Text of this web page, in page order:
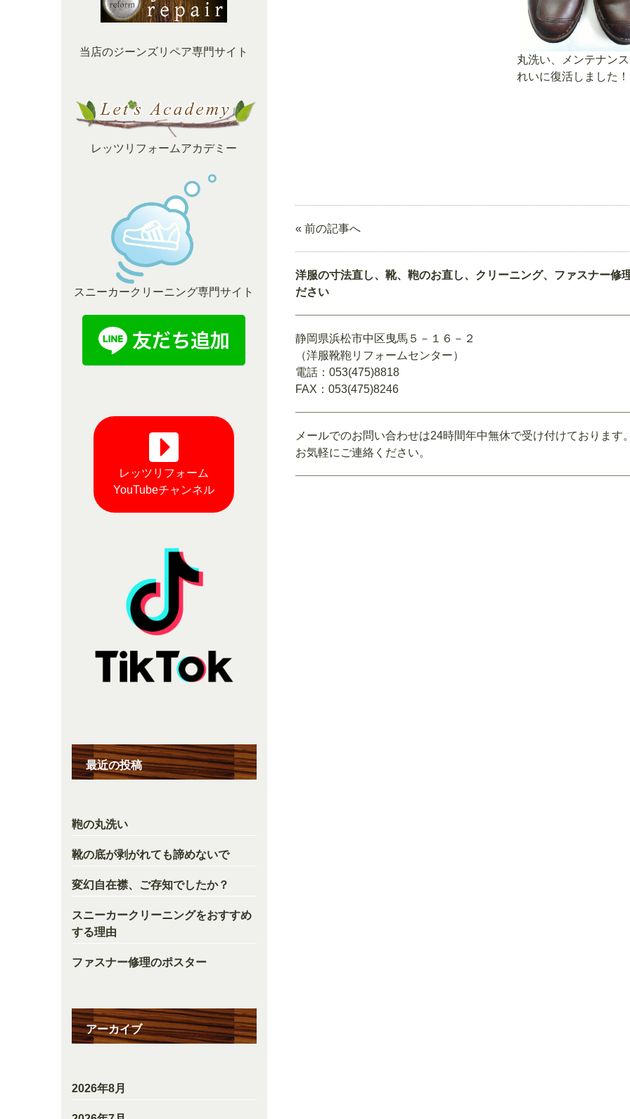
当店のジーンズリペア専門サイト
レッツリフォームアカデミー
スニーカークリーニング専門サイト
レッツリフォーム
YouTubeチャンネル
最近の投稿
鞄の丸洗い
靴の底が剥がれても諦めないで
変幻自在襟、ご存知でしたか？
スニーカークリーニングをおすすめ
する理由
ファスナー修理のポスター
アーカイブ
2026年8月
丸洗い、メンテナン
れいに復活しました！
« 前の記事へ
洋服の寸法直し、靴、鞄のお直し、クリーニング、ファスナー修
ださい
静岡県浜松市中区曳馬５－１６－２
（洋服靴鞄リフォームセンター）
電話：053(475)8818
FAX：053(475)8246
メールでのお問い合わせは24時間年中無休で受け付けております
お気軽にご連絡ください。